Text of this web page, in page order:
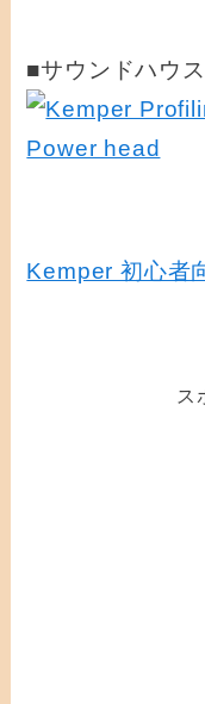
■サウンドハウス
Kemper 初心者
ス